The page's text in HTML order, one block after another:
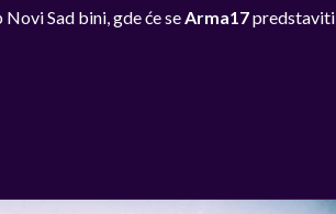
Sad bini, gde će se Arma17predstaviti